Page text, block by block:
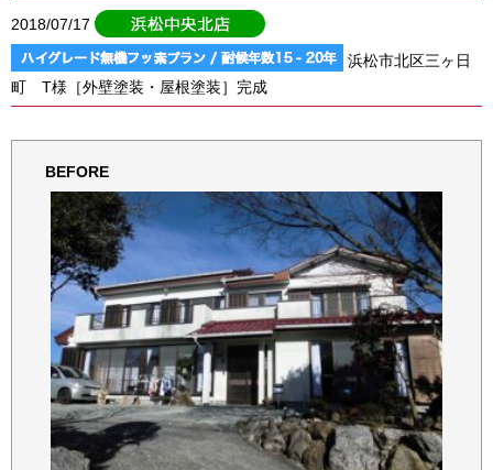
2018/07/17
浜松市北区三ヶ日
町 T様［外壁塗装・屋根塗装］完成
BEFORE